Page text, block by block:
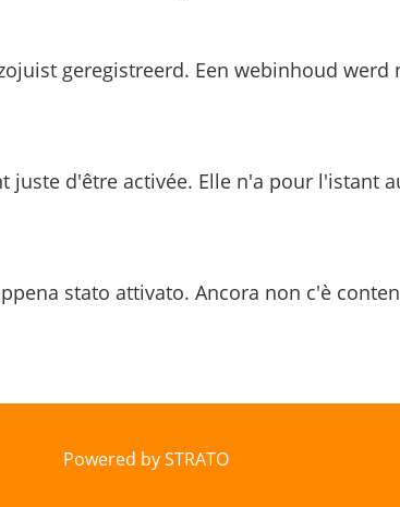
geregistreerd. Een webinhoud werd
juste d'être activée. Elle n'a pour l'istant
stato attivato. Ancora non c'è
Powered by STRATO